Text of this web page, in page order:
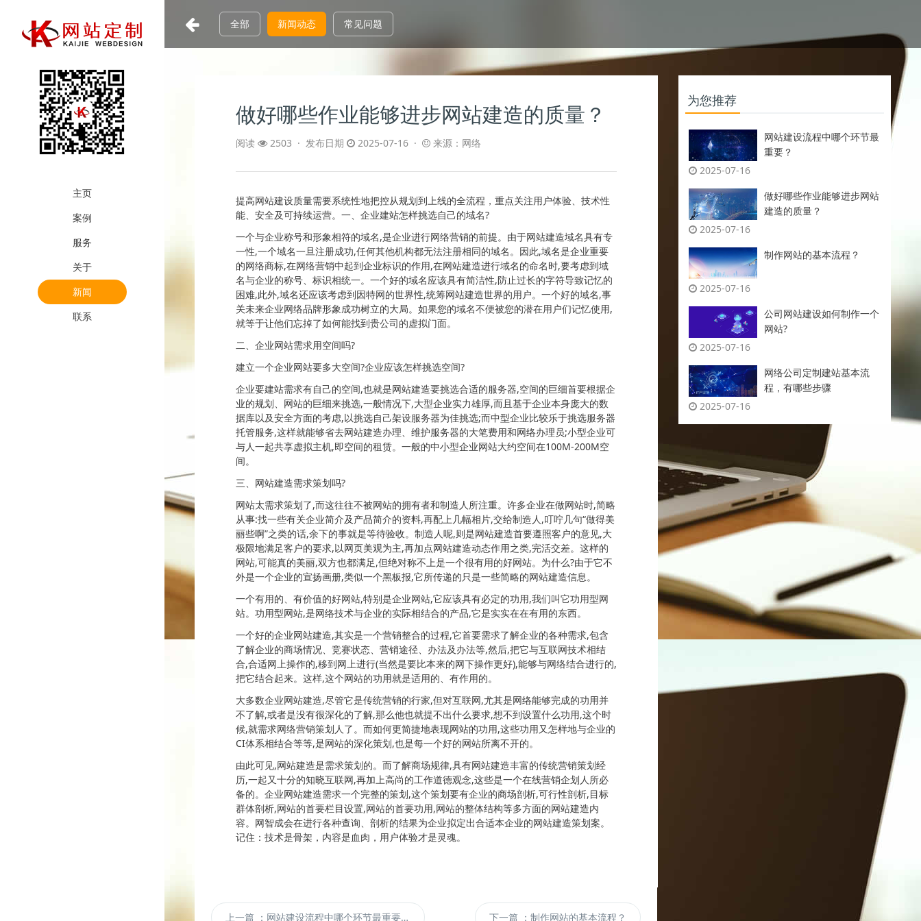
主页
案例
服务
关于
新闻
联系
全部 新闻动态 常见问题
做好哪些作业能够进步网站建造的质量？
阅读 2503 · 发布日期 2025-07-16 · 来源：网络
提高网站建设质量需要系统性地把控从规划到上线的全流程，重点关注用户体验、技术性
能、安全及可持续运营。一、企业建站怎样挑选自己的域名?
一个与企业称号和形象相符的域名,是企业进行网络营销的前提。由于网站建造域名具有专
一性,一个域名一旦注册成功,任何其他机构都无法注册相同的域名。因此,域名是企业重要
的网络商标,在网络营销中起到企业标识的作用,在网站建造进行域名的命名时,要考虑到域
名与企业的称号、标识相统一。一个好的域名应该具有简洁性,防止过长的字符导致记忆的
困难,此外,域名还应该考虑到因特网的世界性,统筹网站建造世界的用户。一个好的域名,事
关未来企业网络品牌形象成功树立的大局。如果您的域名不便被您的潜在用户们记忆使用,
就等于让他们忘掉了如何能找到贵公司的虚拟门面。
二、企业网站需求用空间吗?
建立一个企业网站要多大空间?企业应该怎样挑选空间?
企业要建站需求有自己的空间,也就是网站建造要挑选合适的服务器,空间的巨细首要根据企
业的规划、网站的巨细来挑选,一般情况下,大型企业实力雄厚,而且基于企业本身庞大的数
据库以及安全方面的考虑,以挑选自己架设服务器为佳挑选;而中型企业比较乐于挑选服务器
托管服务,这样就能够省去网站建造办理、维护服务器的大笔费用和网络办理员;小型企业可
与人一起共享虚拟主机,即空间的租赁。一般的中小型企业网站大约空间在100M-200M空
间。
三、网站建造需求策划吗?
网站太需求策划了,而这往往不被网站的拥有者和制造人所注重。许多企业在做网站时,简略
从事:找一些有关企业简介及产品简介的资料,再配上几幅相片,交给制造人,叮咛几句“做得美
丽些啊”之类的话,余下的事就是等待验收。制造人呢,则是网站建造首要遵照客户的意见,大
极限地满足客户的要求,以网页美观为主,再加点网站建造动态作用之类,完活交差。这样的
网站,可能真的美丽,双方也都满足,但绝对称不上是一个很有用的好网站。为什么?由于它不
外是一个企业的宣扬画册,类似一个黑板报,它所传递的只是一些简略的网站建造信息。
一个有用的、有价值的好网站,特别是企业网站,它应该具有必定的功用,我们叫它功用型网
站。功用型网站,是网络技术与企业的实际相结合的产品,它是实实在在有用的东西。
一个好的企业网站建造,其实是一个营销整合的过程,它首要需求了解企业的各种需求,包含
了解企业的商场情况、竞赛状态、营销途径、办法及办法等,然后,把它与互联网技术相结
合,合适网上操作的,移到网上进行(当然是要比本来的网下操作更好),能够与网络结合进行的,
把它结合起来。这样,这个网站的功用就是适用的、有作用的。
大多数企业网站建造,尽管它是传统营销的行家,但对互联网,尤其是网络能够完成的功用并
不了解,或者是没有很深化的了解,那么他也就提不出什么要求,想不到设置什么功用,这个时
候,就需求网络营销策划人了。而如何更简捷地表现网站的功用,这些功用又怎样地与企业的
CI体系相结合等等,是网站的深化策划,也是每一个好的网站所离不开的。
由此可见,网站建造是需求策划的。而了解商场规律,具有网站建造丰富的传统营销策划经
历,一起又十分的知晓互联网,再加上高尚的工作道德观念,这些是一个在线营销企划人所必
备的。企业网站建造需求一个完整的策划,这个策划要有企业的商场剖析,可行性剖析,目标
群体剖析,网站的首要栏目设置,网站的首要功用,网站的整体结构等多方面的网站建造内
容。网智成会在进行各种查询、剖析的结果为企业拟定出合适本企业的网站建造策划案。
记住：技术是骨架，内容是血肉，用户体验才是灵魂。
为您推荐
网站建设流程中哪个环节最
重要？
2025-07-16
做好哪些作业能够进步网站
建造的质量？
2025-07-16
制作网站的基本流程？
2025-07-16
公司网站建设如何制作一个
网站?
2025-07-16
网络公司定制建站基本流
程，有哪些步骤
2025-07-16
上一篇 ：网站建设流程中哪个环节最重要？ 下一篇 ：制作网站的基本流程？